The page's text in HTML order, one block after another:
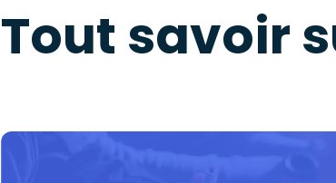
Tout savoir